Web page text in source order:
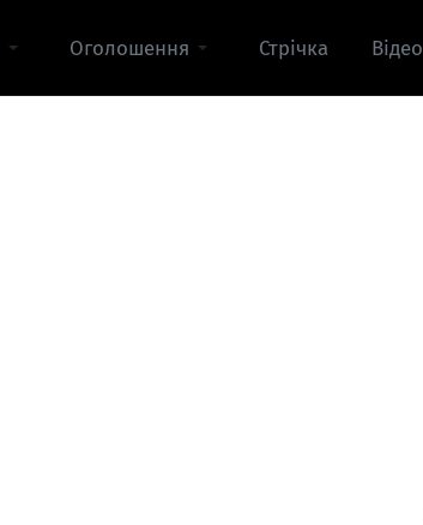
Оголошення Стрічка Відео